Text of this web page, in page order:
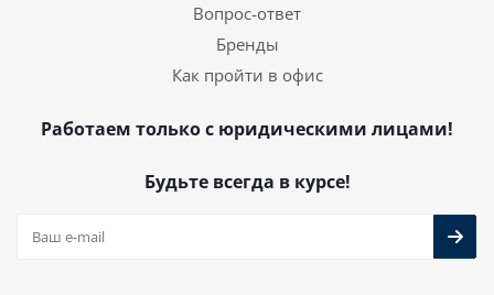
Вопрос-ответ
Бренды
Как пройти в офис
Работаем только с юридическими лицами!
Будьте всегда в курсе!